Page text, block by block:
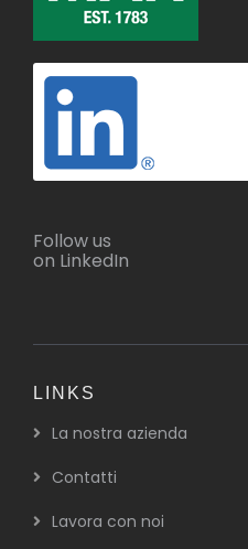
Follow us
on LinkedIn
LINKS
La nostra azienda
Contatti
Lavora con noi